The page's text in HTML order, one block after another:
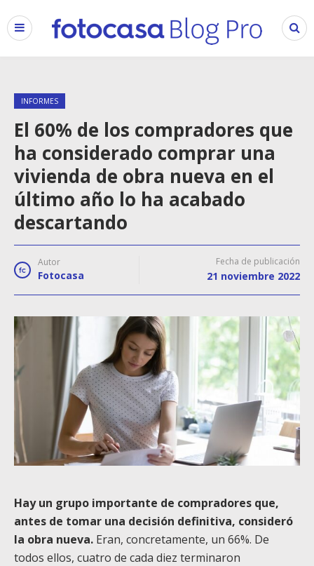
INFORMES
El 60% de los compradores que
ha considerado comprar una
vivienda de obra nueva en el
último año lo ha acabado
descartando
Autor
Fotocasa
Fecha de publicación
21 noviembre 2022
Hay un grupo importante de compradores que,
antes de tomar una decisión definitiva, consideró
la obra nueva. Eran, concretamente, un 66%. De
todos ellos, cuatro de cada diez terminaron